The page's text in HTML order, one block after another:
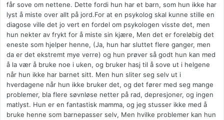
får sove om nettene. Dette fordi hun har et barn, som hun ikke har
lyst å miste over allt på jord.For at en psykolog skal kunne stille en
diagose ville det jo vert en fordel om psykologen visste det, men
hun nekter av frykt for å miste sin kjære, Men det er foreløbig det
eneste som hjelper henne, (Ja, hun har sluttet flere ganger, men
da er det ekstremt mye verre) og hun prøver så godt hun kan med
å la vær å bruke noe i uken, og bruker hasj til å sove ut i helgene
når hun ikke har barnet sitt. Men hun sliter seg selv ut i
hverdagene når hun ikke bruker det, og det fører med seg mange
problemer, bla flere søvnløse netter på rad, depresjoner, og ingen
matlyst. Hun er en fantastisk mamma, og jeg stusser ikke med å
bruke henne som barnepasser selv, Men hvilke problemer kan hun